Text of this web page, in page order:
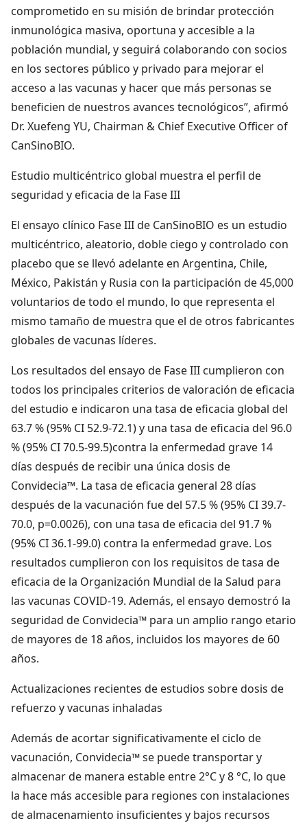
comprometido en su misión de brindar protección
inmunológica masiva, oportuna y accesible a la
población mundial, y seguirá colaborando con socios
en los sectores público y privado para mejorar el
acceso a las vacunas y hacer que más personas se
beneficien de nuestros avances tecnológicos”, afirmó
Dr. Xuefeng YU, Chairman & Chief Executive Officer of
CanSinoBIO.
Estudio multicéntrico global muestra el perfil de
seguridad y eficacia de la Fase III
El ensayo clínico Fase III de CanSinoBIO es un estudio
multicéntrico, aleatorio, doble ciego y controlado con
placebo que se llevó adelante en Argentina, Chile,
México, Pakistán y Rusia con la participación de 45,000
voluntarios de todo el mundo, lo que representa el
mismo tamaño de muestra que el de otros fabricantes
globales de vacunas líderes.
Los resultados del ensayo de Fase III cumplieron con
todos los principales criterios de valoración de eficacia
del estudio e indicaron una tasa de eficacia global del
63.7 % (95% CI 52.9-72.1) y una tasa de eficacia del 96.0
% (95% CI 70.5-99.5)contra la enfermedad grave 14
días después de recibir una única dosis de
Convidecia™. La tasa de eficacia general 28 días
después de la vacunación fue del 57.5 % (95% CI 39.7-
70.0, p=0.0026), con una tasa de eficacia del 91.7 %
(95% CI 36.1-99.0) contra la enfermedad grave. Los
resultados cumplieron con los requisitos de tasa de
eficacia de la Organización Mundial de la Salud para
las vacunas COVID-19. Además, el ensayo demostró la
seguridad de Convidecia™ para un amplio rango etario
de mayores de 18 años, incluidos los mayores de 60
años.
Actualizaciones recientes de estudios sobre dosis de
refuerzo y vacunas inhaladas
Además de acortar significativamente el ciclo de
vacunación, Convidecia™ se puede transportar y
almacenar de manera estable entre 2°C y 8 °C, lo que
la hace más accesible para regiones con instalaciones
de almacenamiento insuficientes y bajos recursos